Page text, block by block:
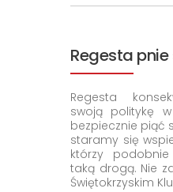
Regesta
Regesta
swoją politykę
bezpiecznie piąć
staramy się
którzy
taką drogą. Nie
Świętokrzyskim